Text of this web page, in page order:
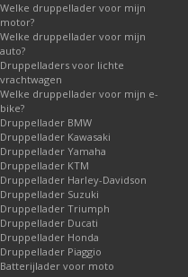
Welke druppellader voor mijn
motor?
Welke druppellader voor mijn
auto?
Druppelladers voor lichte
vrachtwagen
Welke druppellader voor mijn e-
bike?
Druppellader BMW
Druppellader Kawasaki
Druppellader Yamaha
Druppellader KTM
Druppellader Harley-Davidson
Druppellader Suzuki
Druppellader Triumph
Druppellader Ducati
Druppellader Honda
Druppellader Piaggio
Batterijlader voor moto